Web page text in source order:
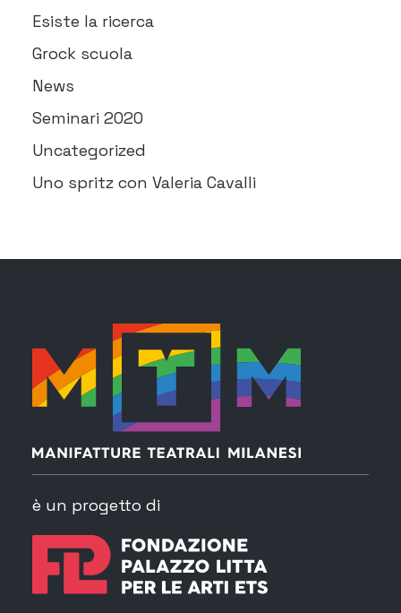
Esiste la ricerca
Grock scuola
News
Seminari 2020
Uncategorized
Uno spritz con Valeria Cavalli
è un progetto di